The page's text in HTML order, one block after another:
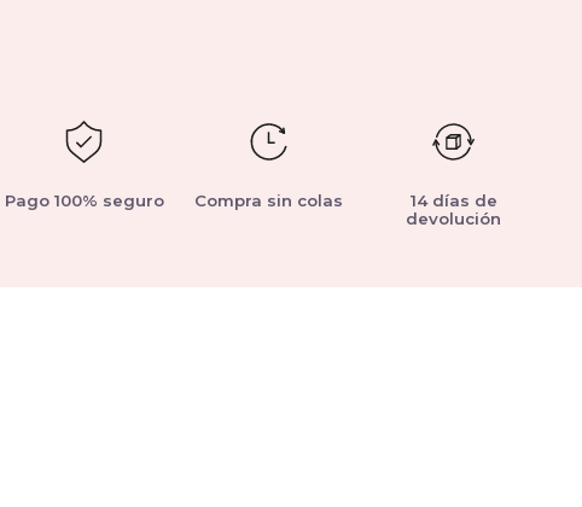
Pago 100% seguro Compra sin colas
14 días de
devolución